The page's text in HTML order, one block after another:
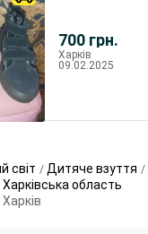
700 грн.
Харків
09.02.2025
світ Дитяче взуття
область